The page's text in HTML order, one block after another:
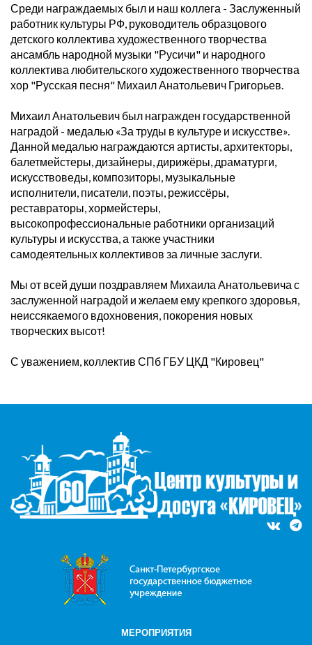
Среди награждаемых был и наш коллега - Заслуженный
работник культуры РФ, руководитель образцового
детского коллектива художественного творчества
ансамбль народной музыки "Русичи" и народного
коллектива любительского художественного творчества
хор "Русская песня" Михаил Анатольевич Григорьев.
Михаил Анатольевич был награжден государственной
наградой - медалью «За труды в культуре и искусстве».
Данной медалью награждаются артисты, архитекторы,
балетмейстеры, дизайнеры, дирижёры, драматурги,
искусствоведы, композиторы, музыкальные
исполнители, писатели, поэты, режиссёры,
реставраторы, хормейстеры,
высокопрофессиональные работники организаций
культуры и искусства, а также участники
самодеятельных коллективов за личные заслуги.
Мы от всей души поздравляем Михаила Анатольевича с
заслуженной наградой и желаем ему крепкого здоровья,
неиссякаемого вдохновения, покорения новых
творческих высот!
С уважением, коллектив СПб ГБУ ЦКД "Кировец"
МЕРОПРИЯТИЯ